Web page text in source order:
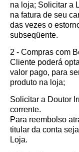
na loja; Solicitar a
na fatura de seu
das vezes o
subseqüente.
2 - Compras com
Cliente poderá
valor pago, para
produto na loja;
Solicitar a Doutor
corrente.
Para reembolso
titular da conta
Loja.